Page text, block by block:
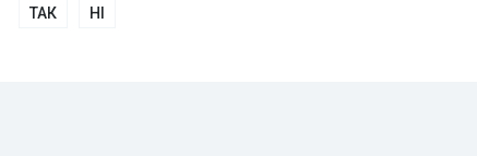
ТАК НІ